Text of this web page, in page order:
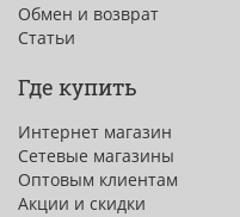
Обмен и возврат
Статьи
Где купить
Интернет магазин
Сетевые магазины
Оптовым клиентам
Акции и скидки